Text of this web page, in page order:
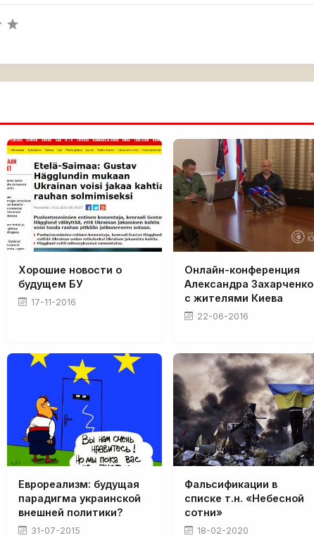
Хорошие новости о
будущем БУ
17-11-2016
Онлайн-конференция
Александра Захарченко
с жителями Киева
22-06-2016
Еврореализм: будущая
парадигма украинской
внешней политики?
31-07-2015
Фальсификации в
списке т.н. «Небесной
сотни»
18-02-2020